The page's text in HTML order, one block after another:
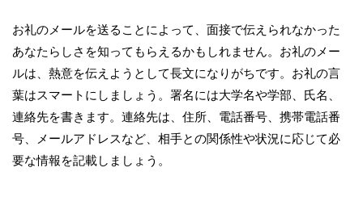
お礼のメールを送ることによって、面接で伝えられなかった
あなたらしさを知ってもらえるかもしれません。お礼のメー
ルは、熱意を伝えようとして長文になりがちです。お礼の言
葉はスマートにしましょう。署名には大学名や学部、氏名、
連絡先を書きます。連絡先は、住所、電話番号、携帯電話番
号、メールアドレスなど、相手との関係性や状況に応じて必
要な情報を記載しましょう。